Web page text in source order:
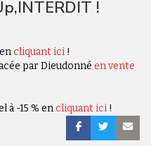
!
cliquant ici!
par Dieudonné en vente
à -15 % encliquant ici!